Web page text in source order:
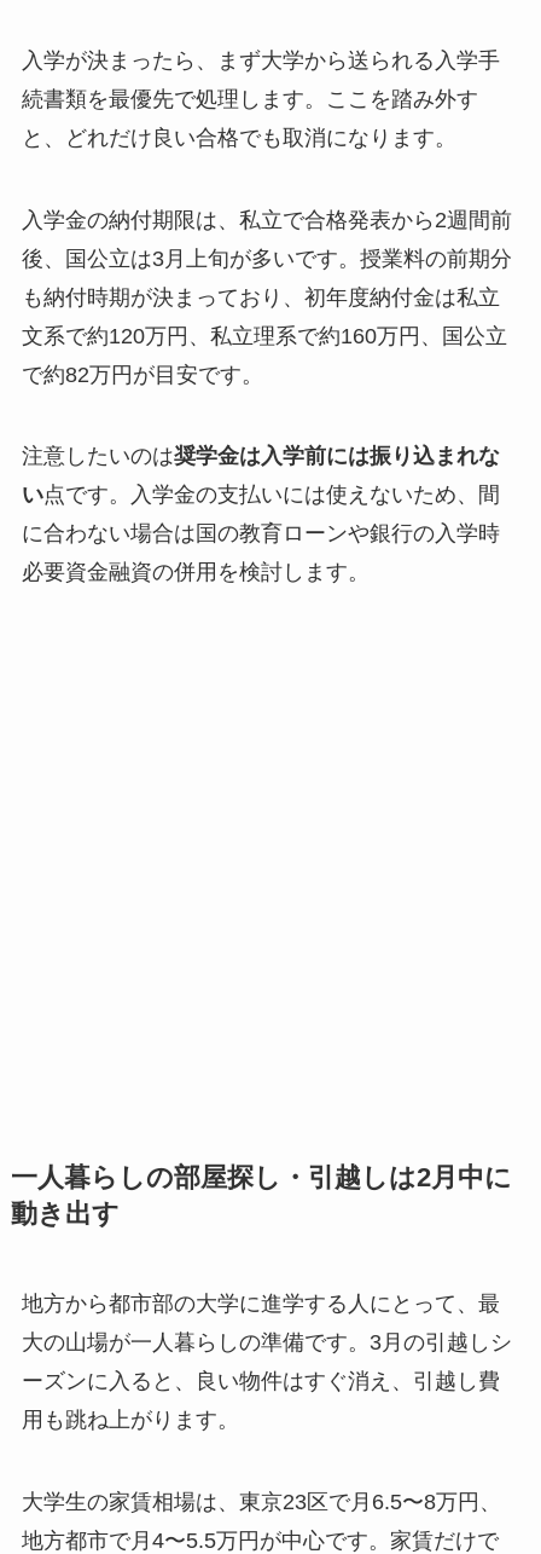
入学が決まったら、まず大学から送られる入学手
続書類を最優先で処理します。ここを踏み外す
と、どれだけ良い合格でも取消になります。
入学金の納付期限は、私立で合格発表から2週間前
後、国公立は3月上旬が多いです。授業料の前期分
も納付時期が決まっており、初年度納付金は私立
文系で約120万円、私立理系で約160万円、国公立
で約82万円が目安です。
注意したいのは奨学金は入学前には振り込まれな
い点です。入学金の支払いには使えないため、間
に合わない場合は国の教育ローンや銀行の入学時
必要資金融資の併用を検討します。
一人暮らしの部屋探し・引越しは2月中に
動き出す
地方から都市部の大学に進学する人にとって、最
大の山場が一人暮らしの準備です。3月の引越しシ
ーズンに入ると、良い物件はすぐ消え、引越し費
用も跳ね上がります。
大学生の家賃相場は、東京23区で月6.5〜8万円、
地方都市で月4〜5.5万円が中心です。家賃だけで